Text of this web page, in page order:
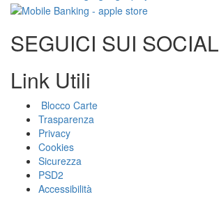
SEGUICI SUI SOCIAL
Link Utili
Blocco Carte
Trasparenza
Privacy
Cookies
Sicurezza
PSD2
Accessibilità